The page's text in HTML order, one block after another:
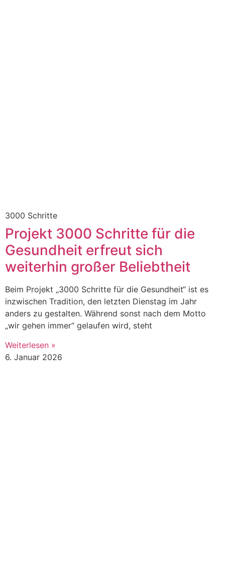
3000 Schritte
Projekt 3000 Schritte für die
Gesundheit erfreut sich
weiterhin großer Beliebtheit
Beim Projekt „3000 Schritte für die Gesundheit“ ist es
inzwischen Tradition, den letzten Dienstag im Jahr
anders zu gestalten. Während sonst nach dem Motto
„wir gehen immer“ gelaufen wird, steht
Weiterlesen »
6. Januar 2026